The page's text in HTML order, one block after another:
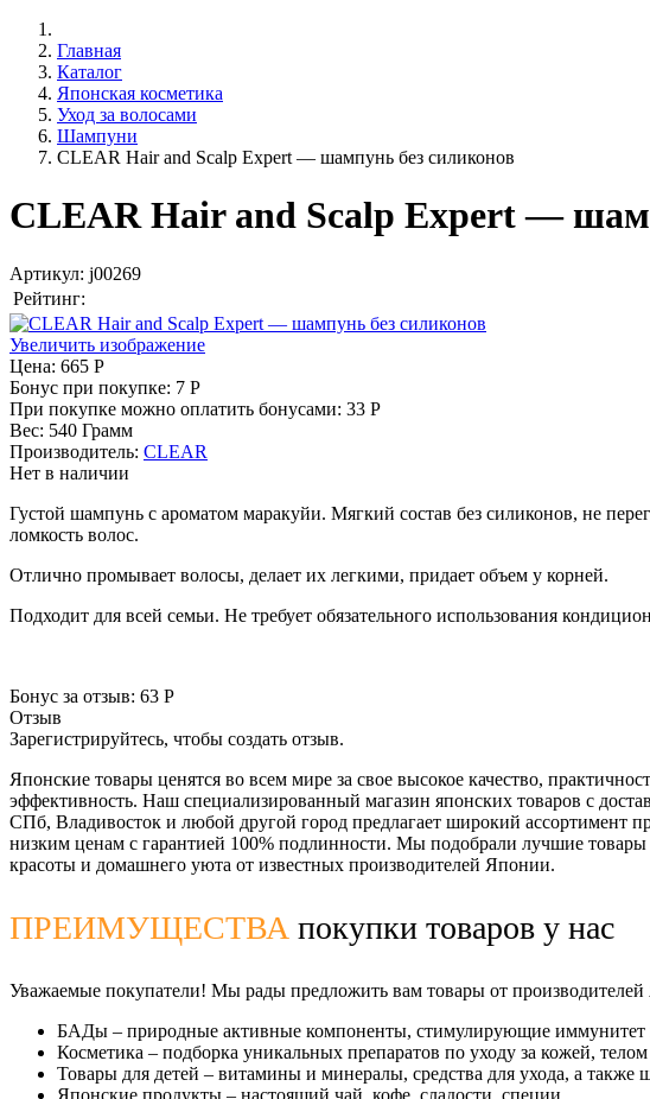
Главная
Каталог
Японская косметика
Уход за волосами
Шампуни
CLEAR Hair and Scalp Expert — шампунь без силиконов
CLEAR Hair and Scalp Expert —
Артикул: j00269
Рейтинг:
Увеличить изображение
Цена: 665 Р
Бонус при покупке: 7 Р
При покупке можно оплатить бонусами: 33 Р
Вес: 540 Грамм
Производитель: CLEAR
Нет в наличии
Густой шампунь с ароматом маракуйи. Мягкий состав без силиконов, не
ломкость волос.
Отлично промывает волосы, делает их легкими, придает объем у корней.
Подходит для всей семьи. Не требует обязательного использования
Бонус за отзыв: 63 Р
Отзыв
Зарегистрируйтесь, чтобы создать отзыв.
Японские товары ценятся во всем мире за свое высокое качество,
эффективность. Наш специализированный магазин японских товаров с
СПб, Владивосток и любой другой город предлагает широкий ассортимент
низким ценам с гарантией 100% подлинности. Мы подобрали лучшие товары
красоты и домашнего уюта от известных производителей Японии.
ПРЕИМУЩЕСТВА покупки товаров у нас
Уважаемые покупатели! Мы рады предложить вам товары от
БАДы – природные активные компоненты, стимулирующие иммунитет
Косметика – подборка уникальных препаратов по уходу за кожей,
Товары для детей – витамины и минералы, средства для ухода, а также
Японские продукты – настоящий чай, кофе, сладости, специи.